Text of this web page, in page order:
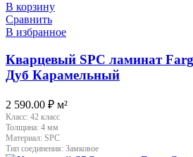
В корзину
Сравнить
В избранное
Кварцевый SPC ламинат
Дуб Карамельный
2 590.00 ₽ м²
Класс: 42 класс
Толщина: 4 мм
Материал: SPC
Тип соединения: Замковое